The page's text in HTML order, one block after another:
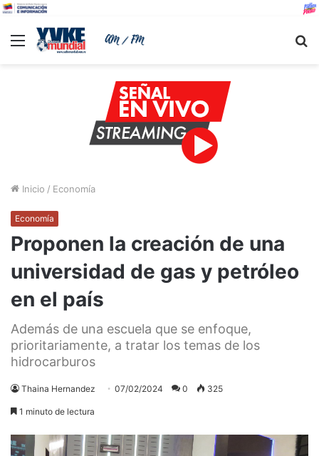
Menu
Inicio / Economía
Economía
Proponen la creación de una
universidad de gas y petróleo
en el país
Además de una escuela que se enfoque,
prioritariamente, a tratar los temas de los
hidrocarburos
Thaina Hernandez 07/02/2024 0 325
1 minuto de lectura